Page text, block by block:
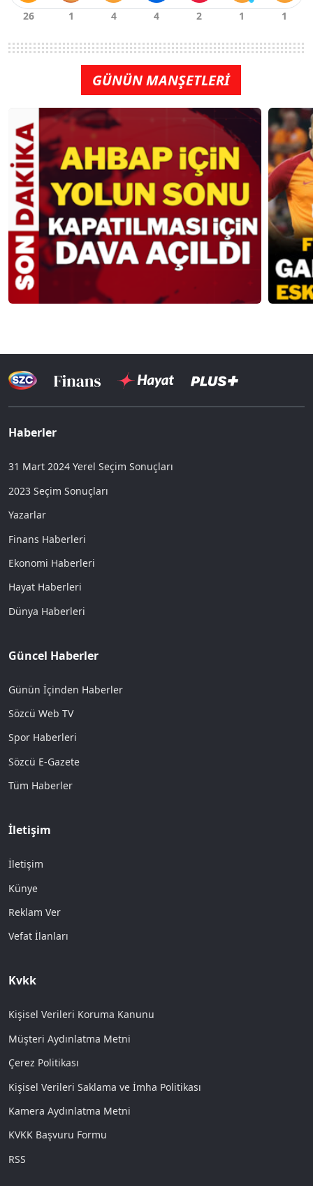
GÜNÜN MANŞETLERİ
Haberler
31 Mart 2024 Yerel Seçim Sonuçları
2023 Seçim Sonuçları
Yazarlar
Finans Haberleri
Ekonomi Haberleri
Hayat Haberleri
Dünya Haberleri
Güncel Haberler
Günün İçinden Haberler
Sözcü Web TV
Spor Haberleri
Sözcü E-Gazete
Tüm Haberler
İletişim
İletişim
Künye
Reklam Ver
Vefat İlanları
Kvkk
Kişisel Verileri Koruma Kanunu
Müşteri Aydınlatma Metni
Çerez Politikası
Kişisel Verileri Saklama ve İmha Politikası
Kamera Aydınlatma Metni
KVKK Başvuru Formu
RSS